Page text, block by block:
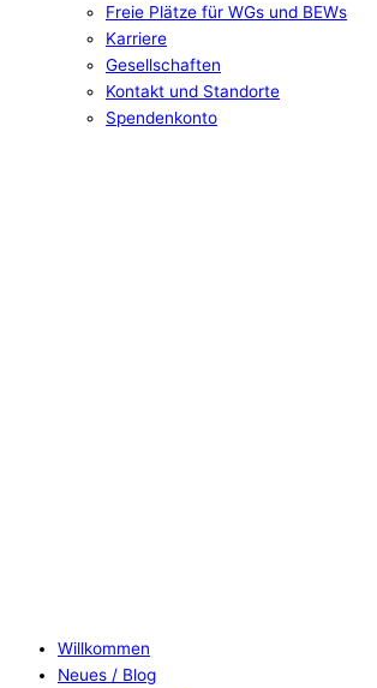
Freie Plätze für WGs und BEWs
Karriere
Gesellschaften
Kontakt und Standorte
Spendenkonto
Willkommen
Neues / Blog